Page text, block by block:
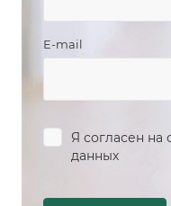
E-mail
Я согласен на
данных